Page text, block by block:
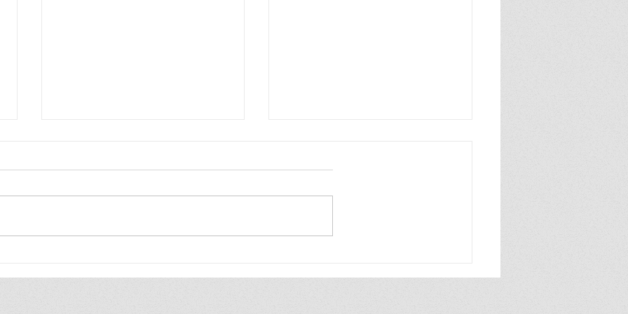
Estou a falar de Sinésio,
escaldo, no sertão da...
tenta querer fazer esse burro